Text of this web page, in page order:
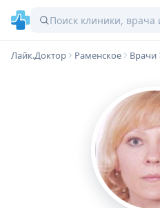
Лайк.Доктор Раменское Врачи